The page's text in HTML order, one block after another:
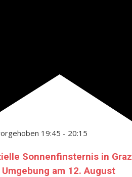
19:45 - 20:15
Sonnenfinsternis in Graz
am 12. August